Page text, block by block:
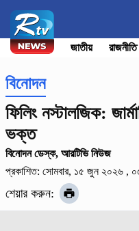
জাতীয় রাজনীতি
বিনোদন
ফিলিং নস্টালজিক:
ভক্ত
বিনোদন ডেস্ক, আরটিভি নিউজ
প্রকাশিত: সোমবার, ১৫ জুন ২০২৬ ,
শেয়ার করুন: